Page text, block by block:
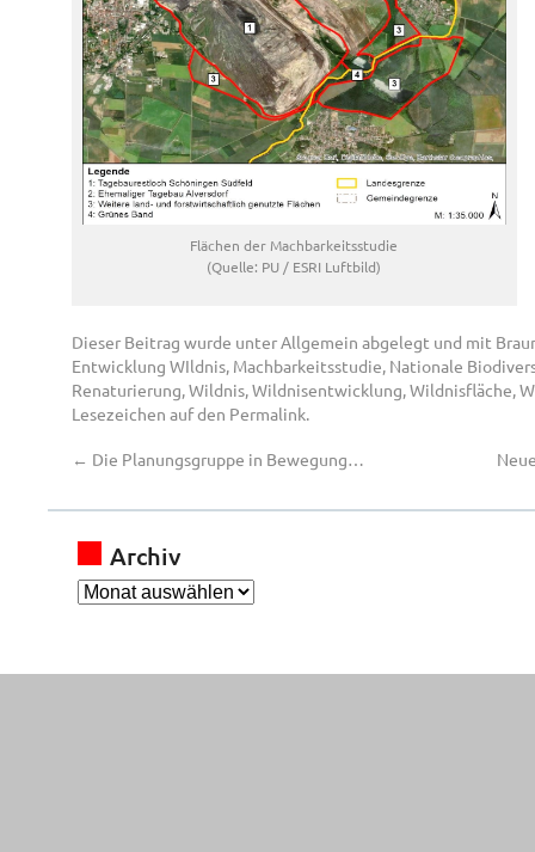
Flächen der Machbarkeitsstudie
(Quelle: PU / ESRI Luftbild)
Dieser Beitrag wurde unterAllgemein abgelegt und mit
Entwicklung WIldnis, Machbarkeitsstudie, Nationale
Renaturierung,Wildnis,Wildnisentwicklung,Wildnisfläche,
Lesezeichen auf den Permalink.
← Die Planungsgruppe in Bewegung…
Archiv